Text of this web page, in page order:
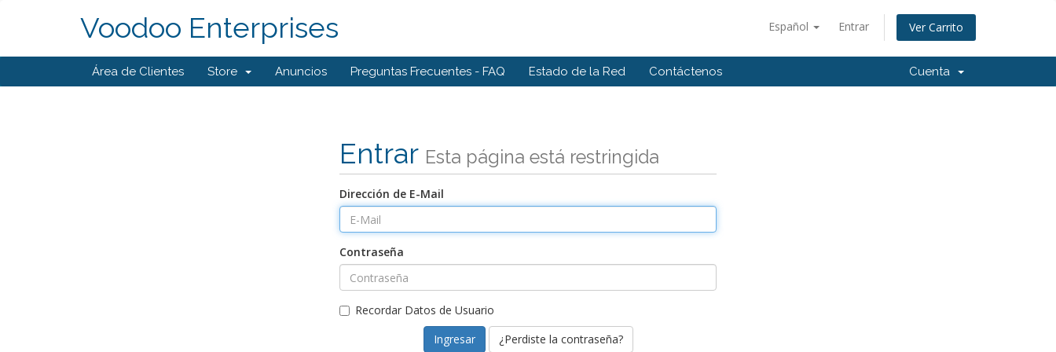
Español Entrar Ver Carrito
Voodoo Enterprises
Área de Clientes Store Anuncios Preguntas Frecuentes - FAQ Estado de la Red Contáctenos Cuenta
Entrar Esta página está restringida
Dirección de E-Mail
Contraseña
Recordar Datos de Usuario
¿Perdiste la contraseña?